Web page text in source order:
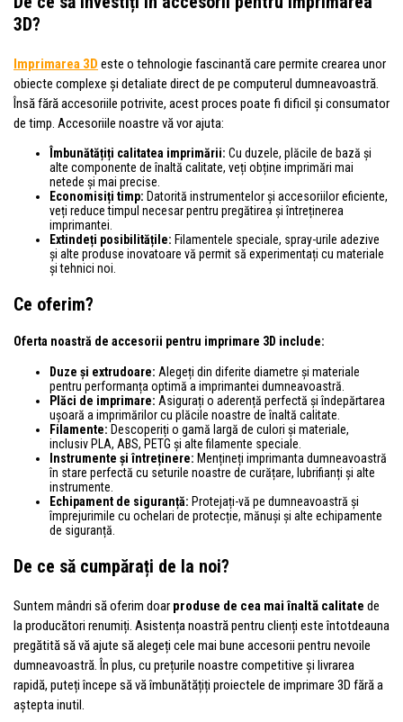
3D?
Imprimarea 3D este o tehnologie fascinantă care permite crearea unor
obiecte complexe și detaliate direct de pe computerul dumneavoastră.
Însă fără accesoriile potrivite, acest proces poate fi dificil și consumator
de timp. Accesoriile noastre vă vor ajuta:
Îmbunătățiți calitatea imprimării: Cu duzele, plăcile de bază și
alte componente de înaltă calitate, veți obține imprimări mai
netede și mai precise.
Economisiți timp: Datorită instrumentelor și accesoriilor eficiente,
veți reduce timpul necesar pentru pregătirea și întreținerea
imprimantei.
Extindeți posibilitățile: Filamentele speciale, spray-urile adezive
și alte produse inovatoare vă permit să experimentați cu materiale
și tehnici noi.
Ce oferim?
Oferta noastră de accesorii pentru imprimare 3D include:
Duze și extrudoare: Alegeți din diferite diametre și materiale
pentru performanța optimă a imprimantei dumneavoastră.
Plăci de imprimare: Asigurați o aderență perfectă și îndepărtarea
ușoară a imprimărilor cu plăcile noastre de înaltă calitate.
Filamente: Descoperiți o gamă largă de culori și materiale,
inclusiv PLA, ABS, PETG și alte filamente speciale.
Instrumente și întreținere: Mențineți imprimanta dumneavoastră
în stare perfectă cu seturile noastre de curățare, lubrifianți și alte
instrumente.
Echipament de siguranță: Protejați-vă pe dumneavoastră și
împrejurimile cu ochelari de protecție, mănuși și alte echipamente
de siguranță.
De ce să cumpărați de la noi?
Suntem mândri să oferim doar produse de cea mai înaltă calitate de
la producători renumiți. Asistența noastră pentru clienți este întotdeauna
pregătită să vă ajute să alegeți cele mai bune accesorii pentru nevoile
dumneavoastră. În plus, cu prețurile noastre competitive și livrarea
rapidă, puteți începe să vă îmbunătățiți proiectele de imprimare 3D fără a
aștepta inutil.